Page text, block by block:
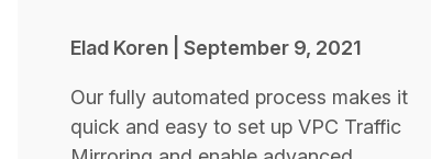
Elad Koren September 9, 2021
Our fully automated process makes it
quick and easy to set up VPC Traffic